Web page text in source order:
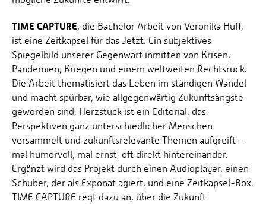
TIME CAPTURE, die Bachelor Arbeit von Veronika Huff,
ist eine Zeitkapsel für das Jetzt. Ein subjektives
Spiegelbild unserer Gegenwart inmitten von Krisen,
Pandemien, Kriegen und einem weltweiten Rechtsruck.
Die Arbeit thematisiert das Leben im ständigen Wandel
und macht spürbar, wie allgegenwärtig Zukunftsängste
geworden sind. Herzstück ist ein Editorial, das
Perspektiven ganz unterschiedlicher Menschen
versammelt und zukunftsrelevante Themen aufgreift –
mal humorvoll, mal ernst, oft direkt hintereinander.
Ergänzt wird das Projekt durch einen Audioplayer, einen
Schuber, der als Exponat agiert, und eine Zeitkapsel-Box.
TIME CAPTURE regt dazu an, über die Zukunft